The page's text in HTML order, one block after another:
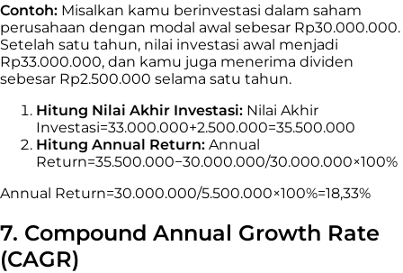
Contoh: Misalkan kamu berinvestasi dalam saham
perusahaan dengan modal awal sebesar Rp30.000.000.
Setelah satu tahun, nilai investasi awal menjadi
Rp33.000.000, dan kamu juga menerima dividen
sebesar Rp2.500.000 selama satu tahun.
Hitung Nilai Akhir Investasi: Nilai Akhir
Investasi=33.000.000+2.500.000=35.500.000
Hitung Annual Return: Annual
Return=35.500.000−30.000.000/30.000.000×100%
Annual Return=30.000.000/5.500.000​×100%=18,33%
7. Compound Annual Growth Rate
(CAGR)